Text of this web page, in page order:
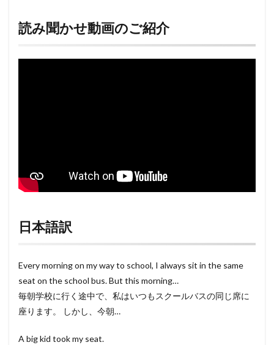
読み聞かせ動画のご紹介
日本語訳
Every morning on my way to school, I always sit in the same
seat on the school bus. But this morning…
毎朝学校に行く途中で、私はいつもスクールバスの同じ席に
座ります。 しかし、今朝…
A big kid took my seat.